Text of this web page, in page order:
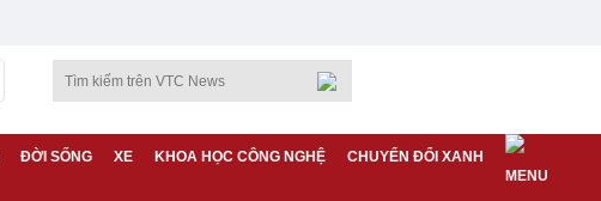
ĐỜI SỐNG XE KHOA HỌC CÔNG NGHỆ CHUYỂN ĐỔI XANH